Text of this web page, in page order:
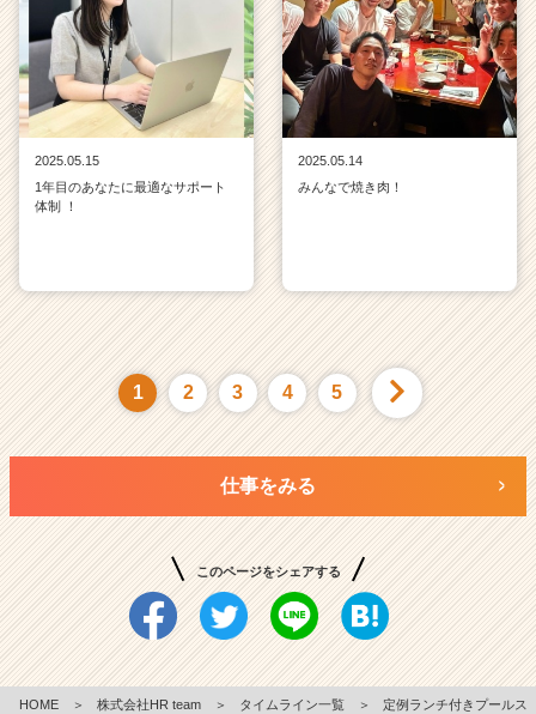
2025.05.15
1年目のあなたに最適なサポート
体制 ！
2025.05.14
みんなで焼き肉！
1 2 3 4 5
仕事をみる
このページをシェアする
HOME ＞ 株式会社HR team ＞ タイムライン一覧 ＞
定例ランチ付きプールス